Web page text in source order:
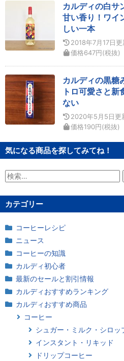
カルディの白サ
甘い香り！ワイ
しい一本
2018年7月17日更
価格647円(税抜)
カルディの黒糖
トロ可愛さと新
ない
2020年5月5日更
価格190円(税抜)
気になる商品を探してみてね！
検
カテゴリー
コーヒーレシピ
ニュース
コーヒーの知識
カルディ初心者
最新のセールと割引情報
カルディおすすめランキング
カルディおすすめ商品
コーヒー
シュガー・ミルク・シロッ
インスタント・リキッド
ドリップコーヒー